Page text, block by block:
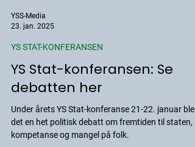
YSS-Media
23. jan. 2025
YS STAT-KONFERANSEN
YS Stat-konferansen: Se
debatten her
Under årets YS Stat-konferanse 21-22. januar ble
det en het politisk debatt om fremtiden til staten,
kompetanse og mangel på folk.